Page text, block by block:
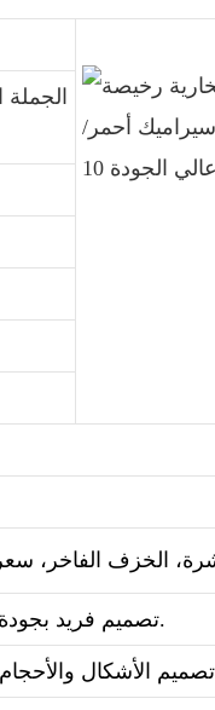
2. تصميم فريد بجودة عالية وسعر مناسب، ملصق أو لون مزجج.